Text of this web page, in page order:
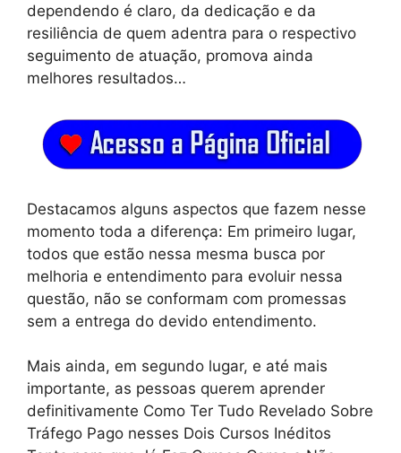
dependendo é claro, da dedicação e da
resiliência de quem adentra para o respectivo
seguimento de atuação, promova ainda
melhores resultados…
Destacamos alguns aspectos que fazem nesse
momento toda a diferença: Em primeiro lugar,
todos que estão nessa mesma busca por
melhoria e entendimento para evoluir nessa
questão, não se conformam com promessas
sem a entrega do devido entendimento.
Mais ainda, em segundo lugar, e até mais
importante, as pessoas querem aprender
definitivamente Como Ter Tudo Revelado Sobre
Tráfego Pago nesses Dois Cursos Inéditos